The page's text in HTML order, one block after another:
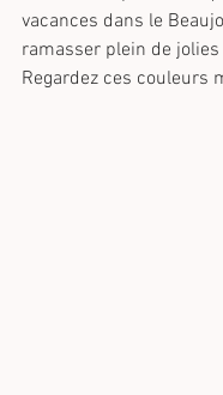
vacances dans le
ramasser plein de
Regardez ces couleurs